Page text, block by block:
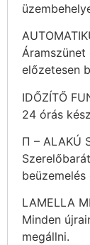
előzetesen
IDŐZÍTŐ
24 órás
Π – ALAKÚ
beüzemelés
LAMELLA
Minden
megállni.